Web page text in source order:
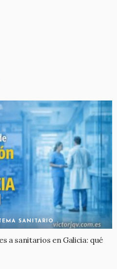
SANITARIO
a sanitarios en Galicia: qué